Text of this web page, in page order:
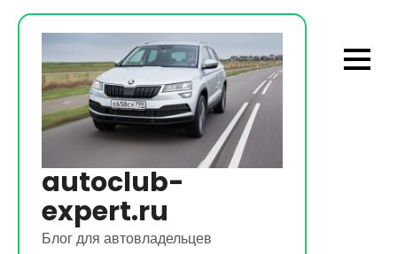
Перейти
содержимому
autoclub-
expert.ru
Блог для автовладельцев